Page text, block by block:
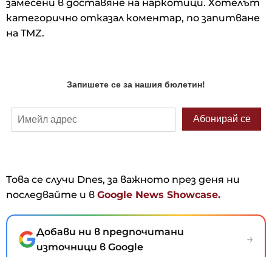
замесени в доставяне на наркотици. Хотелът
категорично отказал коментар, по запитване
на TMZ.
Това се случи Dnes, за важното през деня ни
последвайте и в Google News Showcase.
Добави ни в предпочитани
източници в Google
→